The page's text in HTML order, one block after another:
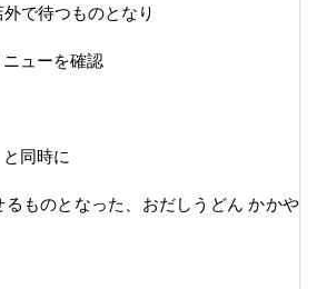
で待つものとなり
ューを確認
同時に
ものとなった、おだしうどん かかや